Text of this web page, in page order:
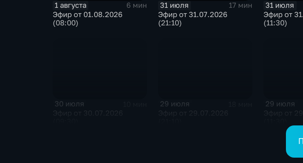
1 августа
6 мин
Эфир от 01.08.2026
(08:00)
31 июля
17 мин
Эфир от 31.07.2026
(21:10)
31 июля
Эфир от
(11:30)
30 июля 29 июля 29 июля